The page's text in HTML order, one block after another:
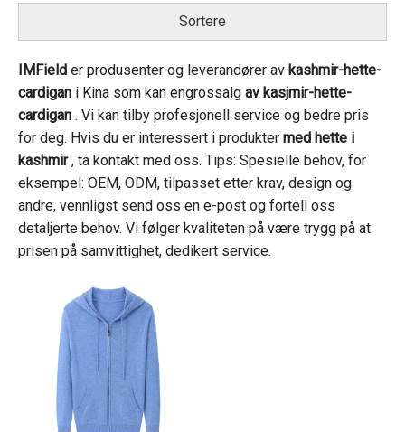
Sortere
IMField er produsenter og leverandører av kashmir-hette-
cardigan i Kina som kan engrossalg av kasjmir-hette-
cardigan . Vi kan tilby profesjonell service og bedre pris
for deg. Hvis du er interessert i produkter med hette i
kashmir, ta kontakt med oss. Tips: Spesielle behov, for
eksempel: OEM, ODM, tilpasset etter krav, design og
andre, vennligst send oss ​​en e-post og fortell oss
detaljerte behov. Vi følger kvaliteten på være trygg på at
prisen på samvittighet, dedikert service.